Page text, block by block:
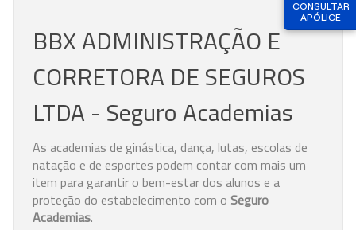
CONSULTAR
APÓLICE
BBX ADMINISTRAÇÃO E
CORRETORA DE SEGUROS
LTDA - Seguro Academias
As academias de ginástica, dança, lutas, escolas de
natação e de esportes podem contar com mais um
item para garantir o bem-estar dos alunos e a
proteção do estabelecimento com o Seguro
Academias.